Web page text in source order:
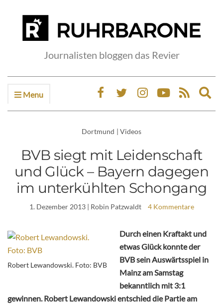
Journalisten bloggen das Revier
Menu
Dortmund | Videos
BVB siegt mit Leidenschaft
und Glück – Bayern dagegen
im unterkühlten Schongang
1. Dezember 2013| Robin Patzwaldt 4 Kommentare
Robert Lewandowski. Foto: BVB
Durch einen Kraftakt und
etwas Glück konnte der
BVB sein Auswärtsspiel in
Mainz am Samstag
bekanntlich mit 3:1
gewinnen. Robert Lewandowski entschied die Partie am